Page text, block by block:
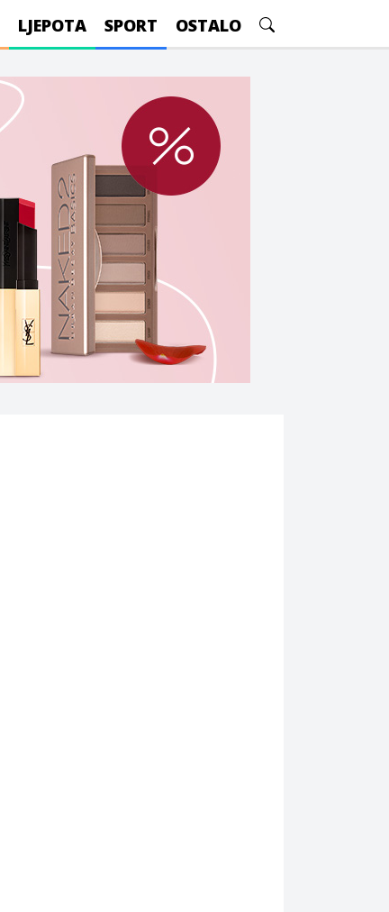
LJEPOTA SPORT OSTALO